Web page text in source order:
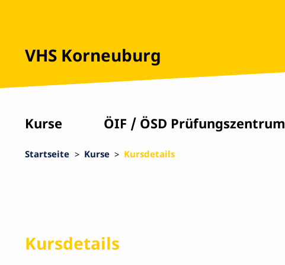
VHS Korneuburg
Kurse ÖIF / ÖSD Prüfungszentrum
Startseite Kurse Kursdetails
Kursdetails